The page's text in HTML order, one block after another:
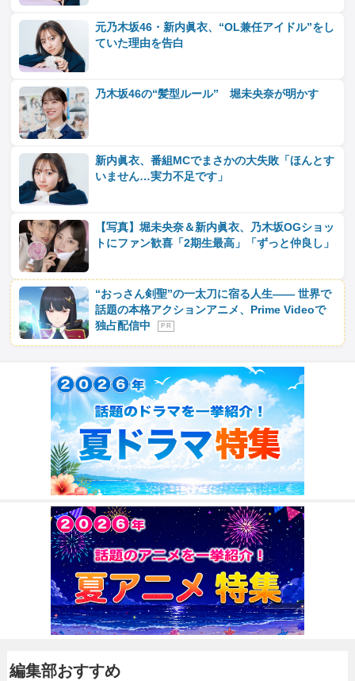
元乃木坂46・新内眞衣、“OL兼任アイドル”をし
ていた理由を告白
乃木坂46の“髪型ルール” 堀未央奈が明かす
新内眞衣、番組MCでまさかの大失敗「ほんとす
いません…実力不足です」
【写真】堀未央奈＆新内眞衣、乃木坂OGショッ
トにファン歓喜「2期生最高」「ずっと仲良し」
“おっさん剣聖”の一太刀に宿る人生―― 世界で
話題の本格アクションアニメ、Prime Videoで
独占配信中
P R
編集部おすすめ